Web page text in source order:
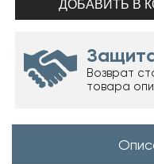
Возврат
товара